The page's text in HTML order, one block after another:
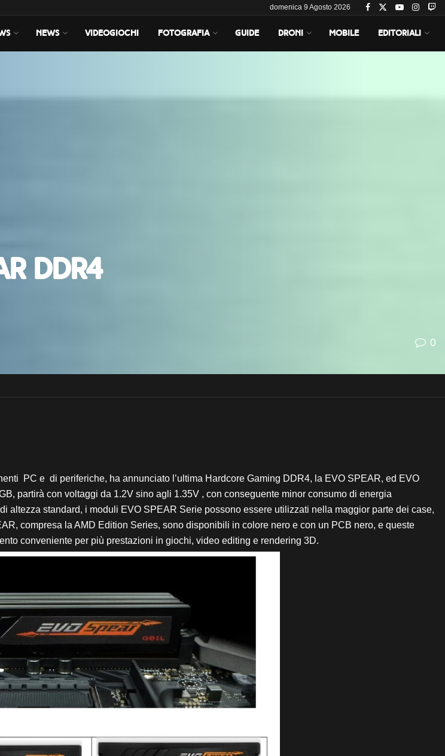
domenica 9 Agosto 2026
NEWS VIDEOGIOCHI FOTOGRAFIA GUIDE DRONI MOBILE EDITORIALI
DDR4
0
PC e di periferiche, ha annunciato l’ultima Hardcore Gaming DDR4, la EVO SPEAR, ed EVO
partirà con voltaggi da 1.2V sino agli 1.35V , con conseguente minor consumo di energia
altezza standard, i moduli EVO SPEAR Serie possono essere utilizzati nella maggior parte dei case,
compresa la AMD Edition Series, sono disponibili in colore nero e con un PCB nero, e queste
conveniente per più prestazioni in giochi, video editing e rendering 3D.